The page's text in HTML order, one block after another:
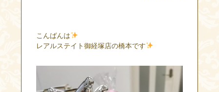
こんばんは
レアルステイト御経塚店の橋本です